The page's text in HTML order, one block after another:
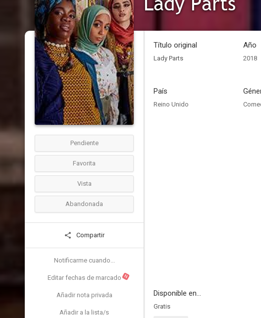
Pendiente
Favorita
Vista
Abandonada
Compartir
Notificarme cuando...
Editar fechas de marcado N
Añadir nota privada
Añadir a la lista/s
Título original
Lady Parts
Año
2018
País
Reino Unido
Disponible en...
Gratis